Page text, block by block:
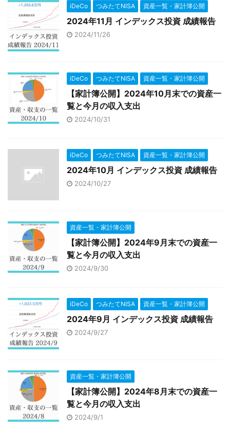
iDeCo つみたてNISA 資産一覧・家計簿公開
2024年11月 インデックス投資 成績報告
2024/11/26
iDeCo つみたてNISA 資産一覧・家計簿公開
【家計簿公開】2024年10月末での資産一
覧と今月の収入支出
2024/10/31
iDeCo つみたてNISA 資産一覧・家計簿公開
2024年10月 インデックス投資 成績報告
2024/10/27
資産一覧・家計簿公開
【家計簿公開】2024年9月末での資産一
覧と今月の収入支出
2024/9/30
iDeCo つみたてNISA 資産一覧・家計簿公開
2024年9月 インデックス投資 成績報告
2024/9/27
資産一覧・家計簿公開
【家計簿公開】2024年8月末での資産一
覧と今月の収入支出
2024/9/1